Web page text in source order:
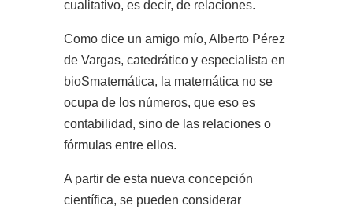
cualitativo, es decir, de relaciones.
Como dice un amigo mío, Alberto Pérez
de Vargas, catedrático y especialista en
bioSmatemática, la matemática no se
ocupa de los números, que eso es
contabilidad, sino de las relaciones o
fórmulas entre ellos.
A partir de esta nueva concepción
científica, se pueden considerar